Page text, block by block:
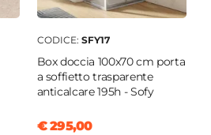
CODICE: SFY17
Box doccia 100x70 cm porta
a soffietto trasparente
anticalcare 195h - Sofy
€ 295,00